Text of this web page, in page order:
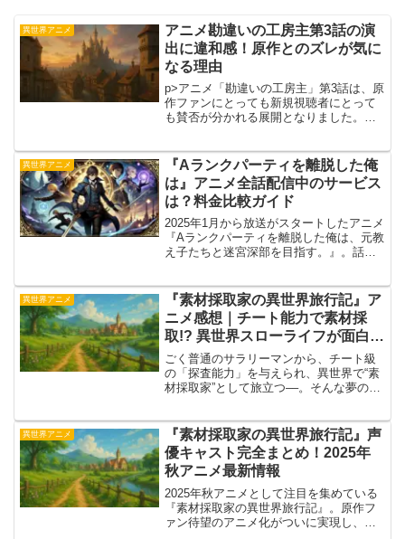
異世界アニメ
アニメ勘違いの工房主第3話の演
出に違和感！原作とのズレが気に
なる理由
p>アニメ「勘違いの工房主」第3話は、原
作ファンにとっても新規視聴者にとって
も賛否が分かれる展開となりました。特
いたシーンが省略されたことに落胆する
声が上がっています。今...
異世界アニメ
『Aランクパーティを離脱した俺
は』アニメ全話配信中のサービス
は？料金比較ガイド
2025年1月から放送がスタートしたアニメ
『Aランクパーティを離脱した俺は、元教
え子たちと迷宮深部を目指す。』。話題
方も多いのではないでしょうか。本記事
では、『Aランク...
異世界アニメ
『素材採取家の異世界旅行記』ア
ニメ感想｜チート能力で素材採
取!? 異世界スローライフが面白
い！
ごく普通のサラリーマンから、チート級
の「探査能力」を与えられ、異世界で“素
材採取家”として旅立つ––。そんな夢のよ
記』。剣と魔法の異世界で主人公がレア
素材を集め、仲間とゆっ...
異世界アニメ
『素材採取家の異世界旅行記』声
優キャスト完全まとめ！2025年
秋アニメ最新情報
2025年秋アニメとして注目を集めている
『素材採取家の異世界旅行記』。原作フ
ァン待望のアニメ化がついに実現し、そ